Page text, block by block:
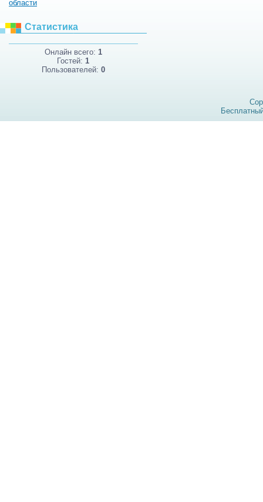
области
Статистика
Онлайн всего: 1
Гостей:1
Пользователей: 0